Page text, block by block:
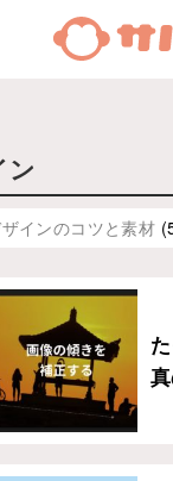
ン
インのコツと素材